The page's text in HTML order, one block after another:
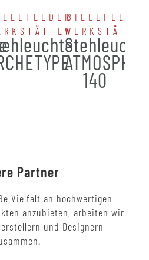
140
Partner
Vielfalt an hochwertigen
anzubieten, arbeiten wir
und Designern